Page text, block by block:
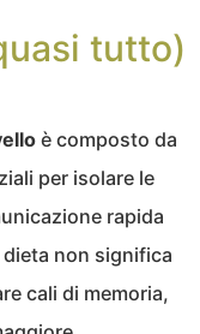
tutto)
è composto da
per isolare le
rapida
non significa
cali di memoria,